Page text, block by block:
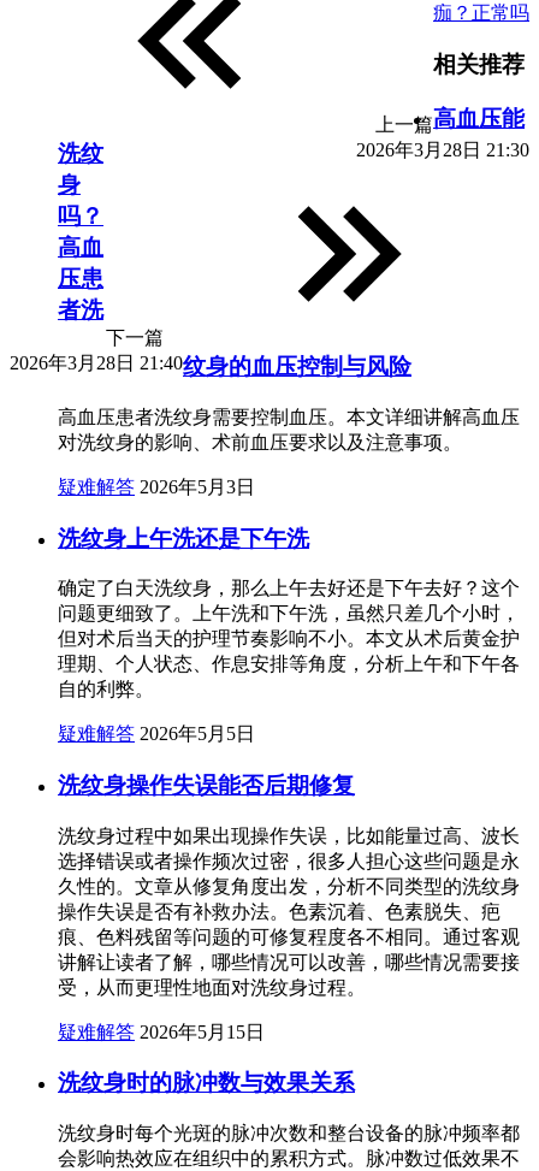
上一篇
2026年3月28日 21:30
痂？正常吗
下一篇
2026年3月28日 21:40
相关推荐
高血压能
洗纹
身
吗？
高血
压患
者洗
纹身的血压控制与风险
高血压患者洗纹身需要控制血压。本文详细讲解高血压
对洗纹身的影响、术前血压要求以及注意事项。
疑难解答 2026年5月3日
洗纹身上午洗还是下午洗
确定了白天洗纹身，那么上午去好还是下午去好？这个
问题更细致了。上午洗和下午洗，虽然只差几个小时，
但对术后当天的护理节奏影响不小。本文从术后黄金护
理期、个人状态、作息安排等角度，分析上午和下午各
自的利弊。
疑难解答 2026年5月5日
洗纹身操作失误能否后期修复
洗纹身过程中如果出现操作失误，比如能量过高、波长
选择错误或者操作频次过密，很多人担心这些问题是永
久性的。文章从修复角度出发，分析不同类型的洗纹身
操作失误是否有补救办法。色素沉着、色素脱失、疤
痕、色料残留等问题的可修复程度各不相同。通过客观
讲解让读者了解，哪些情况可以改善，哪些情况需要接
受，从而更理性地面对洗纹身过程。
疑难解答 2026年5月15日
洗纹身时的脉冲数与效果关系
洗纹身时每个光斑的脉冲次数和整台设备的脉冲频率都
会影响热效应在组织中的累积方式。脉冲数过低效果不